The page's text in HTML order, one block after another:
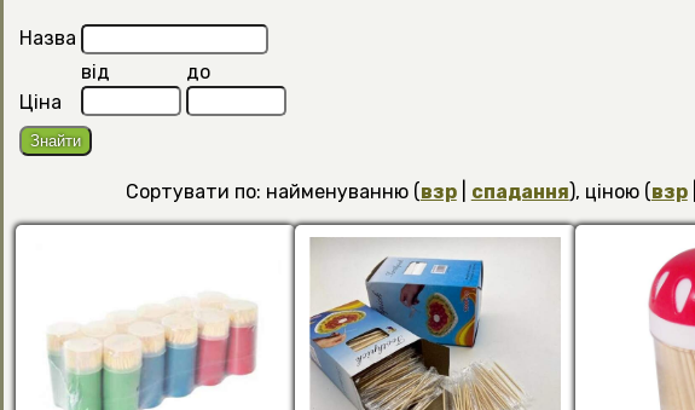
Назва
Ціна
від до
Сортувати по: найменуванню (взр| спадання), ціною (взр|